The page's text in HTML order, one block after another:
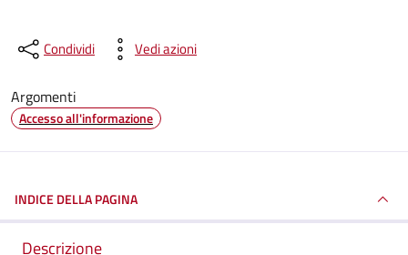
Condividi Vedi azioni
Argomenti
Accesso all'informazione
INDICE DELLA PAGINA
Descrizione